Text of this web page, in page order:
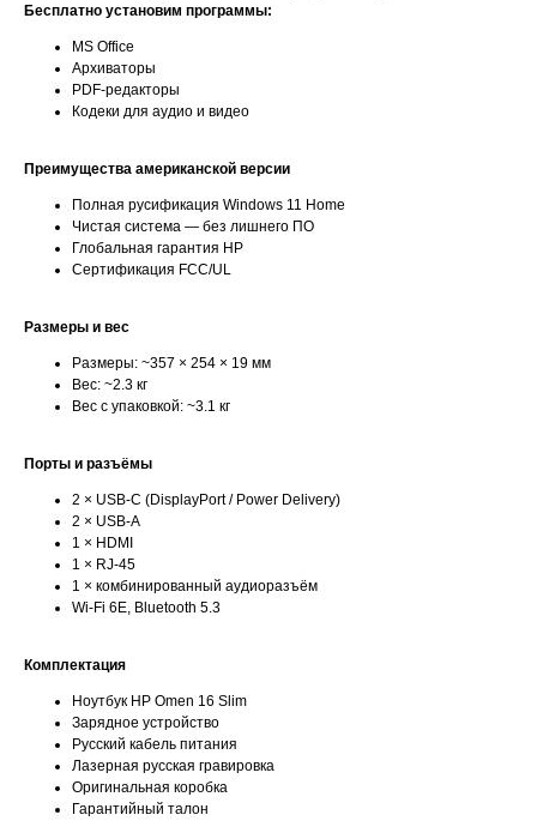
Бесплатно установим программы:
MS Office
Архиваторы
PDF-редакторы
Кодеки для аудио и видео
Преимущества американской версии
Полная русификация Windows 11 Home
Чистая система — без лишнего ПО
Глобальная гарантия HP
Сертификация FCC/UL
Размеры и вес
Размеры: ~357 × 254 × 19 мм
Вес: ~2.3 кг
Вес с упаковкой: ~3.1 кг
Порты и разъёмы
2 × USB-C (DisplayPort / Power Delivery)
2 × USB-A
1 × HDMI
1 × RJ-45
1 × комбинированный аудиоразъём
Wi-Fi 6E, Bluetooth 5.3
Комплектация
Ноутбук HP Omen 16 Slim
Зарядное устройство
Русский кабель питания
Лазерная русская гравировка
Оригинальная коробка
Гарантийный талон